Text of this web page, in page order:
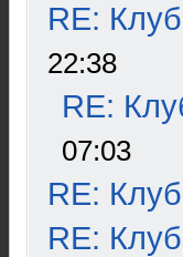
RE:
22:38
RE:
07:03
RE:
RE: